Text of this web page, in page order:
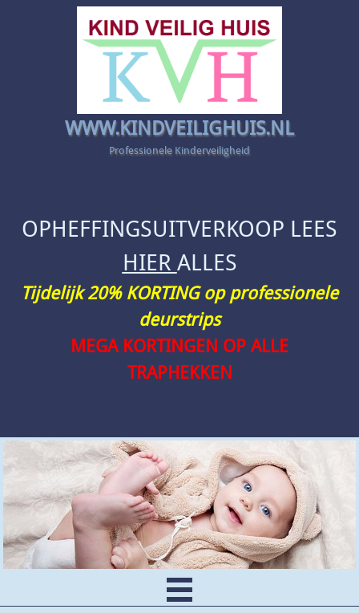
WWW.KINDVEILIGHUIS.NL
Professionele Kinderveiligheid
OPHEFFINGSUITVERKOOP LEES
HIER ALLES
Tijdelijk 20% KORTING op professionele
deurstrips
MEGA KORTINGEN OP ALLE
TRAPHEKKEN